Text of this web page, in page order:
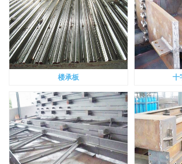
楼承板 十